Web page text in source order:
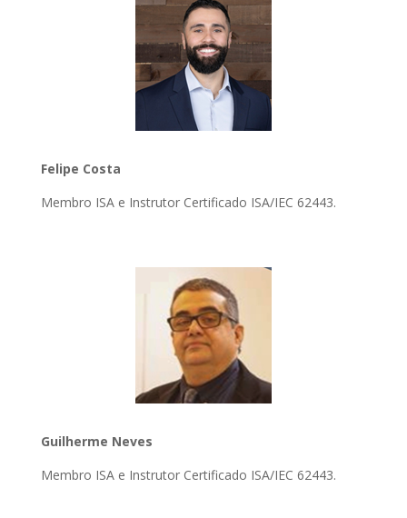
Felipe Costa
Membro ISA e Instrutor Certificado ISA/IEC 62443.
Guilherme Neves
Membro ISA e Instrutor Certificado ISA/IEC 62443.